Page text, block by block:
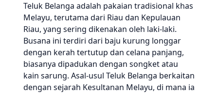
Teluk Belanga adalah pakaian tradisional khas
Melayu, terutama dari Riau dan Kepulauan
Riau, yang sering dikenakan oleh laki-laki.
Busana ini terdiri dari baju kurung longgar
dengan kerah tertutup dan celana panjang,
biasanya dipadukan dengan songket atau
kain sarung. Asal-usul Teluk Belanga berkaitan
dengan sejarah Kesultanan Melayu, di mana ia